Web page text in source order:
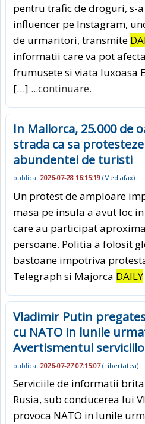
pentru trafic de droguri, s-
influencer pe Instagram,
de urmaritori, transmite
informatii care va pot
frumusete si viata luxoasa
[…] ...continuare.
In Mallorca, 25.000 de
strada ca sa
abundentei de turisti
publicat 2026-07-28 16:15:19 (Mediafax)
Un protest de amploare
masa pe insula a avut loc
care au participat
persoane. Politia a folosit
bastoane impotriva
Telegraph si Majorca DAILY
Vladimir Putin
cu NATO in lunile
Avertismentul
publicat 2026-07-27 07:15:07(Libertatea)
Serviciile de informatii
Rusia, sub conducerea lui
provoca NATO in lunile